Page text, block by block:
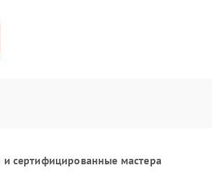
и сертифицированные мастера